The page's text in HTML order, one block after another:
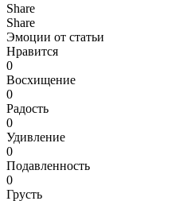
Share
Share
Эмоции от статьи
Нравится
0
Восхищение
0
Радость
0
Удивление
0
Подавленность
0
Грусть